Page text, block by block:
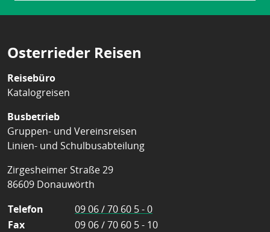
Osterrieder Reisen
Reisebüro
Katalogreisen
Busbetrieb
Gruppen- und Vereinsreisen
Linien- und Schulbusabteilung
Zirgesheimer Straße 29
86609 Donauwörth
Telefon
09 06 / 70 60 5 - 0
Fax
09 06 / 70 60 5 - 10